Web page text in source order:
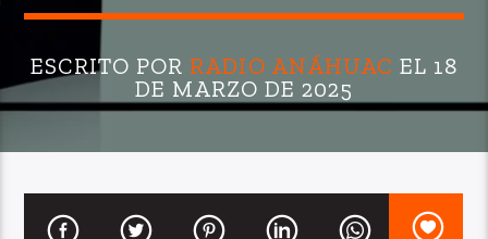
ESCRITO POR RADIO ANÁHUAC EL 18
DE MARZO DE 2025